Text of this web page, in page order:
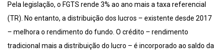
Pela legislação, o FGTS rende 3% ao ano mais a taxa referencial
(TR). No entanto, a distribuição dos lucros – existente desde 2017
– melhora o rendimento do fundo. O crédito – rendimento
tradicional mais a distribuição do lucro – é incorporado ao saldo da